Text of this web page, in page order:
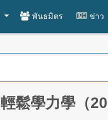
พันธมิตร ข่าว
輕鬆學力學（